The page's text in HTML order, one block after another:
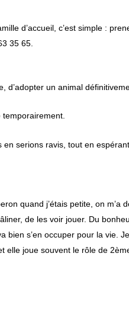
d’accueil, c’est simple :
35 65.
d’adopter un animal
temporairement.
serions ravis, tout en
quand j’étais petite, on
de les voir jouer. Du
bien s’en occuper pour la vie.
joue souvent le rôle de